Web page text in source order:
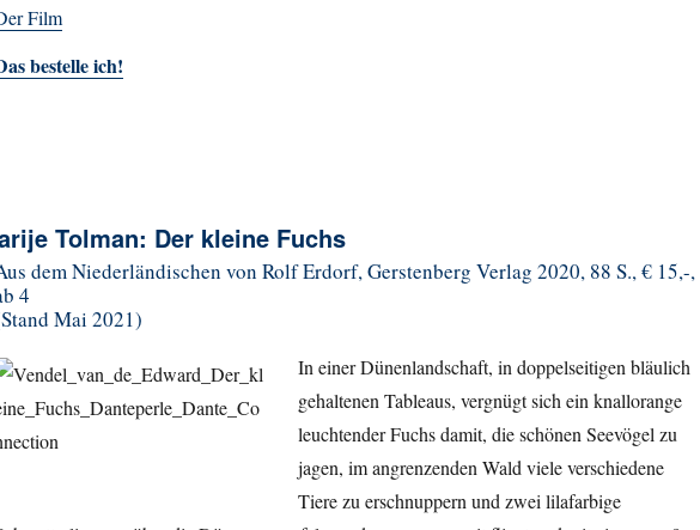
Film
bestelle ich!
Tolman: Der kleine Fuchs
dem Niederländischen von Rolf Erdorf, Gerstenberg Verlag 2020, 88 S., € 15,-,
4
Mai 2021)
In einer Dünenlandschaft, in doppelseitigen bläulich
gehaltenen Tableaus, vergnügt sich ein knallorange
leuchtender Fuchs damit, die schönen Seevögel zu
jagen, im angrenzenden Wald viele verschiedene
Tiere zu erschnuppern und zwei lilafarbige